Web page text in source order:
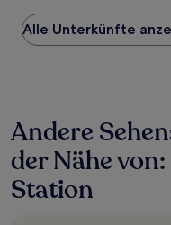
Preis
pro
Nacht,
24 Stunden
für
einen
mit
Alle Unterkünfte
Andere
der Nähe
Station